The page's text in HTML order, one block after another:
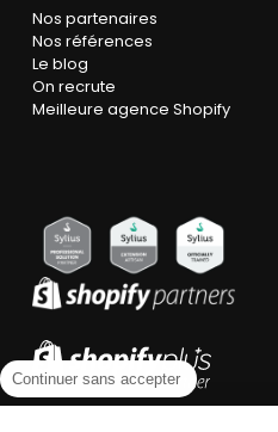
Nos partenaires
Nos références
Le blog
On recrute
Meilleure agence Shopify
Continuer sans accepter